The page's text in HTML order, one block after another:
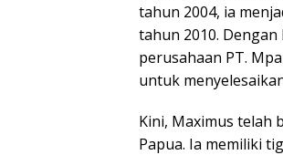
tahun 2004, ia
tahun 2010.
perusahaan PT.
untuk
Kini, Maximus telah
Papua. Ia memiliki